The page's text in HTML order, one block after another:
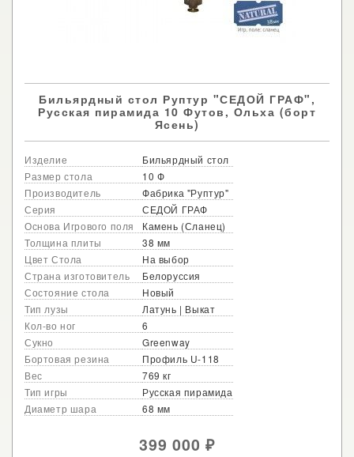
Бильярдный стол Руптур "СЕДОЙ ГРАФ",
Русская пирамида 10 Футов, Ольха (борт
Ясень)
Изделие
Бильярдный стол
Размер стола
10 Ф
Производитель
Фабрика "Руптур"
Серия
СЕДОЙ ГРАФ
Основа Игрового поля
Камень (Сланец)
Толщина плиты
38 мм
Цвет Стола
На выбор
Страна изготовитель
Белоруссия
Состояние стола
Новый
Тип лузы
Латунь | Выкат
Кол-во ног
6
Сукно
Greenway
Бортовая резина
Профиль U-118
Вес
769 кг
Тип игры
Русская пирамида
Диаметр шара
68 мм
399 000₽